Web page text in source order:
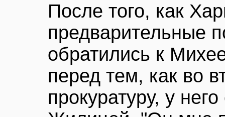
После того, как
предварительные
обратились к
перед тем, как во
прокуратуру, у